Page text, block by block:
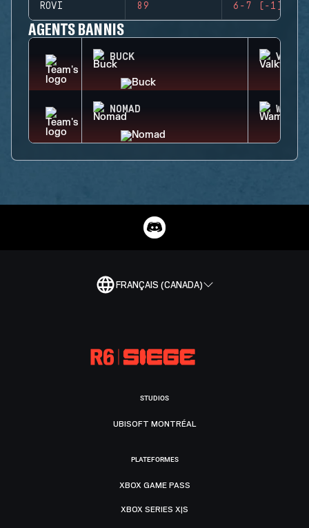
ROVI 89 6-7 (-1)
AGENTS BANNIS
BUCK
NOMAD WAMAI
FRANÇAIS (CANADA)
STUDIOS
UBISOFT MONTRÉAL
PLATEFORMES
XBOX GAME PASS
XBOX SERIES X|S